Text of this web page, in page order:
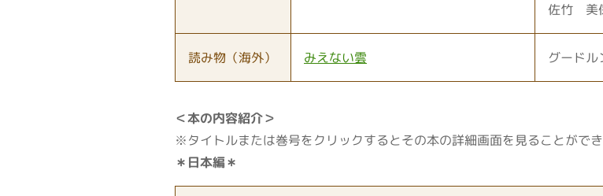
佐竹 美
読み物（海外） みえない雲 グード
＜本の内容紹介＞
※タイトルまたは巻号をクリックするとその本の詳細画面を見ることができ
＊日本編＊